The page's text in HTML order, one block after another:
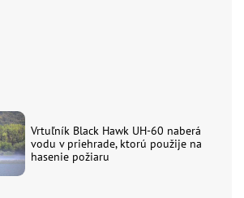
Vrtuľník Black Hawk UH-60 naberá
vodu v priehrade, ktorú použije na
hasenie požiaru